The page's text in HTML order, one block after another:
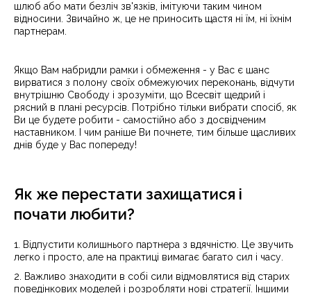
шлюб або мати безліч зв'язків, імітуючи таким чином
відносини. Звичайно ж, це не приносить щастя ні їм, ні їхнім
партнерам.
Якщо Вам набридли рамки і обмеження - у Вас є шанс
вирватися з полону своїх обмежуючих переконань, відчути
внутрішню Свободу і зрозуміти, що Всесвіт щедрий і
рясний в плані ресурсів. Потрібно тільки вибрати спосіб, як
Ви це будете робити - самостійно або з досвідченим
наставником. І чим раніше Ви почнете, тим більше щасливих
днів буде у Вас попереду!
Як же перестати захищатися і
почати любити?
1. Відпустити колишнього партнера з вдячністю. Це звучить
легко і просто, але на практиці вимагає багато сил і часу.
2. Важливо знаходити в собі сили відмовлятися від старих
поведінкових моделей і розробляти нові стратегії. Іншими